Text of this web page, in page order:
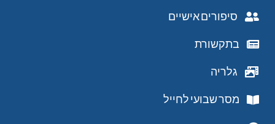
סיפורים אישיים
בתקשורת
גלריה
מסר שבועי לחייל